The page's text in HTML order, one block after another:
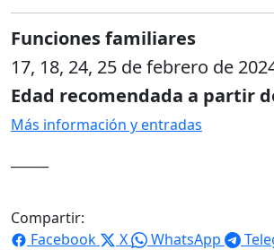
Funciones familiares
17, 18, 24, 25 de febrero de
Edad recomendada a partir
Más información y entradas
Compartir:
Facebook
X WhatsApp